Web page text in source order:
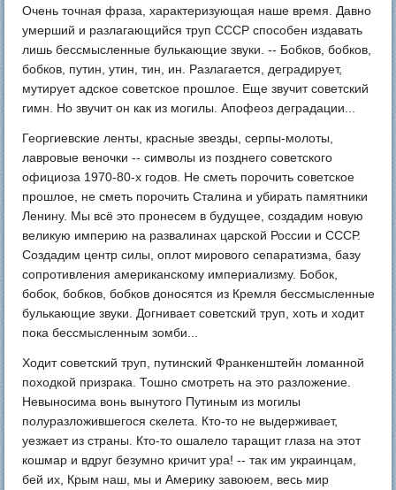
Очень точная фраза, характеризующая наше время. Давно
умерший и разлагающийся труп СССР способен издавать
лишь бессмысленные булькающие звуки. -- Бобков, бобков,
бобков, путин, утин, тин, ин. Разлагается, деградирует,
мутирует адское советское прошлое. Еще звучит советский
гимн. Но звучит он как из могилы. Апофеоз деградации...
Георгиевские ленты, красные звезды, серпы-молоты,
лавровые веночки -- символы из позднего советского
официоза 1970-80-х годов. Не сметь порочить советское
прошлое, не сметь порочить Сталина и убирать памятники
Ленину. Мы всё это пронесем в будущее, создадим новую
великую империю на развалинах царской России и СССР.
Создадим центр силы, оплот мирового сепаратизма, базу
сопротивления американскому империализму. Бобок,
бобок, бобков, бобков доносятся из Кремля бессмысленные
булькающие звуки. Догнивает советский труп, хоть и ходит
пока бессмысленным зомби...
Ходит советский труп, путинский Франкенштейн ломанной
походкой призрака. Тошно смотреть на это разложение.
Невыносима вонь вынутого Путиным из могилы
полуразложившегося скелета. Кто-то не выдерживает,
уезжает из страны. Кто-то ошалело таращит глаза на этот
кошмар и вдруг безумно кричит ура! -- так им украинцам,
бей их, Крым наш, мы и Америку завоюем, весь мир